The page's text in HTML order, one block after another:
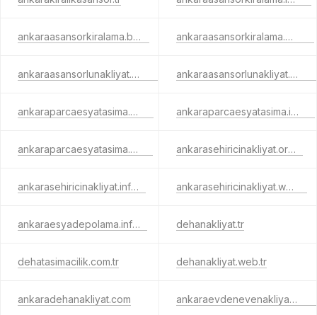
ankaraasansorkiralama.biz.tr ankaraasansorkiralama.web.tr
ankaraasansorlunakliyat.info.tr ankaraasansorlunakliyat.web.tr
ankaraparcaesyatasima.net.tr ankaraparcaesyatasima.info.tr
ankaraparcaesyatasima.biz.tr ankarasehiricinakliyat.org.tr
ankarasehiricinakliyat.info.tr ankarasehiricinakliyat.web.tr
ankaraesyadepolama.info.tr dehanakliyat.tr
dehatasimacilik.com.tr dehanakliyat.web.tr
ankaradehanakliyat.com ankaraevdenevenakliyatfiyatlari.tr